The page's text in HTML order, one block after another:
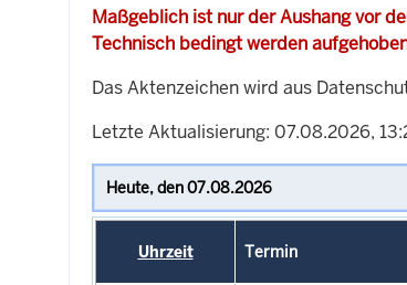
Maßgeblich ist nur der Aushang vor
Technisch bedingt werden
Das Aktenzeichen wird aus
Letzte Aktualisierung: 07.08.2026,
Uhrzeit Termin